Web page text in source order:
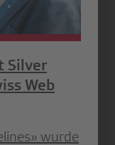
Silver
Web
wurde